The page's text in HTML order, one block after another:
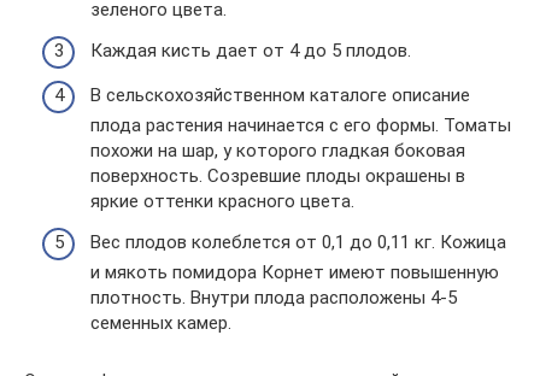
зеленого цвета.
Каждая кисть дает от 4 до 5 плодов.
В сельскохозяйственном каталоге описание
плода растения начинается с его формы. Томаты
похожи на шар, у которого гладкая боковая
поверхность. Созревшие плоды окрашены в
яркие оттенки красного цвета.
Вес плодов колеблется от 0,1 до 0,11 кг. Кожица
и мякоть помидора Корнет имеют повышенную
плотность. Внутри плода расположены 4-5
семенных камер.